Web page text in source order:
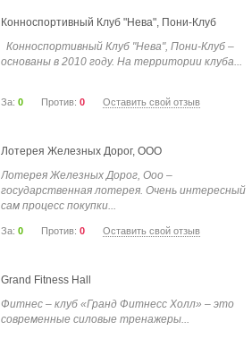
Конноспортивный Клуб "Нева", Пони-Клуб
Конноспортивный Клуб "Нева", Пони-Клуб –
основаны в 2010 году. На территории клуба...
За: 0 Против: 0 Оставить свой отзыв
Лотерея Железных Дорог, ООО
Лотерея Железных Дорог, Ооо –
государственная лотерея. Очень интересный
сам процесс покупки...
За: 0 Против: 0 Оставить свой отзыв
Grand Fitness Hall
Фитнес – клуб «Гранд Фитнесс Холл» – это
современные силовые тренажеры...